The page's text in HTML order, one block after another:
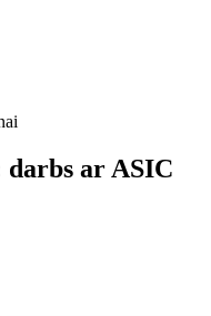
ar ASIC